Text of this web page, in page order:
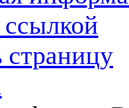
страницу